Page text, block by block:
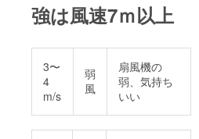
強は風速7ｍ以上
3〜
4
m/s
弱
風
扇風機の
弱、気持ち
いい